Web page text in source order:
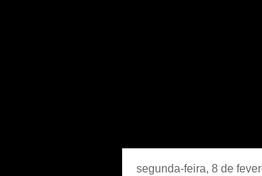
segunda-feira, 8 de